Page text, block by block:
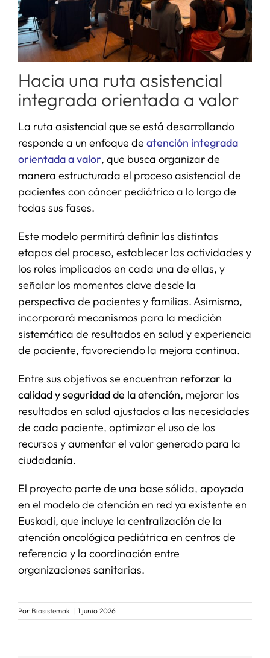
Hacia una ruta asistencial
integrada orientada a valor
La ruta asistencial que se está desarrollando
responde a un enfoque de atención integrada
orientada a valor, que busca organizar de
manera estructurada el proceso asistencial de
pacientes con cáncer pediátrico a lo largo de
todas sus fases.
Este modelo permitirá definir las distintas
etapas del proceso, establecer las actividades y
los roles implicados en cada una de ellas, y
señalar los momentos clave desde la
perspectiva de pacientes y familias. Asimismo,
incorporará mecanismos para la medición
sistemática de resultados en salud y experiencia
de paciente, favoreciendo la mejora continua.
Entre sus objetivos se encuentran reforzar la
calidad y seguridad de la atención, mejorar los
resultados en salud ajustados a las necesidades
de cada paciente, optimizar el uso de los
recursos y aumentar el valor generado para la
ciudadanía.
El proyecto parte de una base sólida, apoyada
en el modelo de atención en red ya existente en
Euskadi, que incluye la centralización de la
atención oncológica pediátrica en centros de
referencia y la coordinación entre
organizaciones sanitarias.
Por Biosistemak | 1 junio 2026